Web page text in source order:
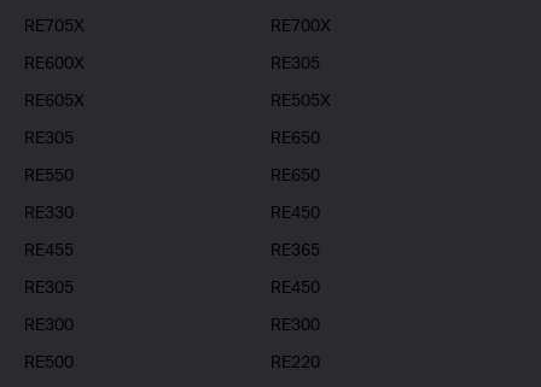
RE705X
RE700X
RE600X
RE305
RE605X
RE505X
RE305
RE650
RE550
RE650
RE330
RE450
RE455
RE365
RE305
RE450
RE300
RE300
RE500
RE220